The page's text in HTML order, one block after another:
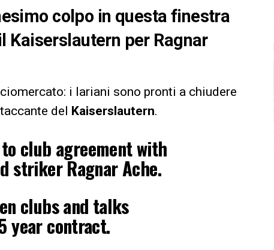
colpo in questa finestra
Kaiserslautern per Ragnar
i lariani sono pronti a chiudere
del Kaiserslautern.
club agreement with
striker Ragnar Ache.
clubs and talks
year contract.